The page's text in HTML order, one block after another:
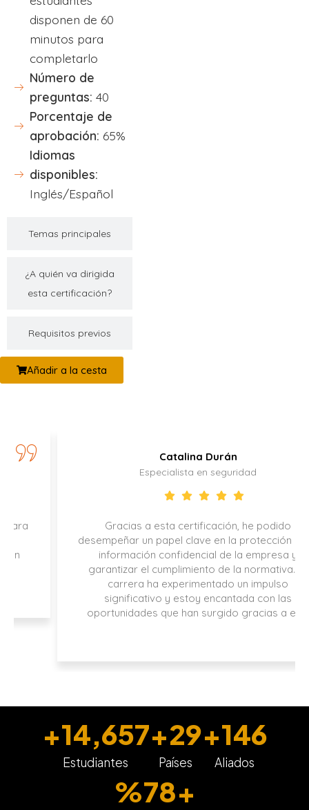
Temas principales
¿A quién va dirigida
esta certificación?
Requisitos previos
disponen de 60
minutos para
completarlo
Número de
preguntas: 40
Porcentaje de
aprobación: 65%
Idiomas
disponibles:
Inglés/Español
Añadir a la cesta
Catalina Durán
Especialista en seguridad
Gracias a esta certificación, he podido
desempeñar un papel clave en la protección de la
información confidencial de la empresa y
garantizar el cumplimiento de la normativa. Mi
carrera ha experimentado un impulso
significativo y estoy encantada con las
oportunidades que han surgido gracias a ello.
Estudiantes
+15,000
Países
+30
Aliados
+150
%80+